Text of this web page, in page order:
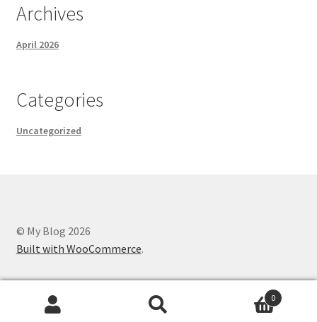
Archives
April 2026
Categories
Uncategorized
© My Blog 2026
Built with WooCommerce.
0